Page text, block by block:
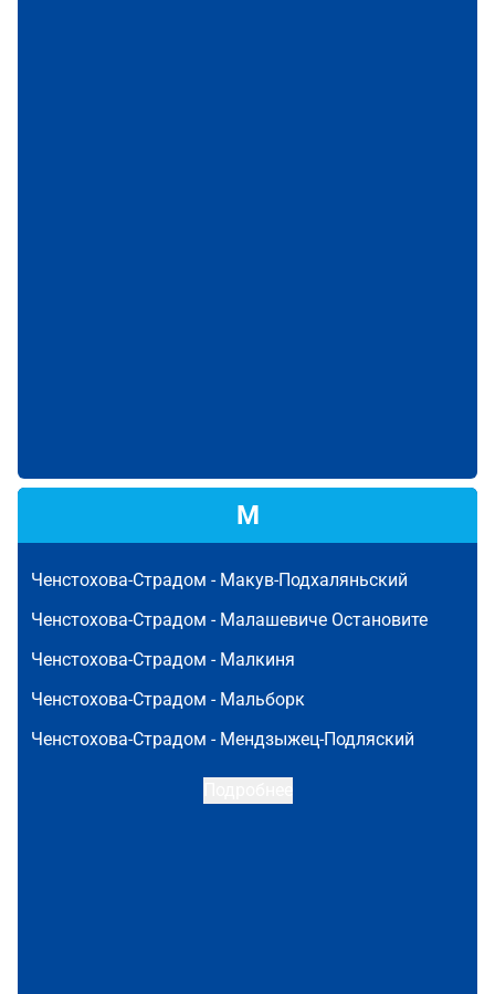
М
Ченстохова-Страдом - Макув-Подхаляньский
Ченстохова-Страдом - Малашевиче Остановите
Ченстохова-Страдом - Малкиня
Ченстохова-Страдом - Мальборк
Ченстохова-Страдом - Мендзыжец-Подляский